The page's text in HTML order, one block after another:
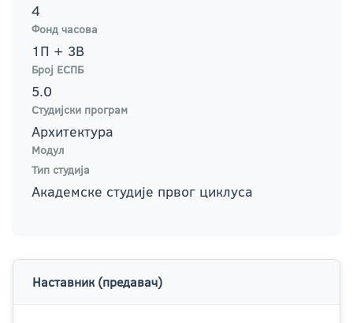
4
Фонд часова
1П + 3В
Број ЕСПБ
5.0
Студијски програм
Архитектура
Модул
Тип студија
Академске студије првог циклуса
Наставник (предавач)